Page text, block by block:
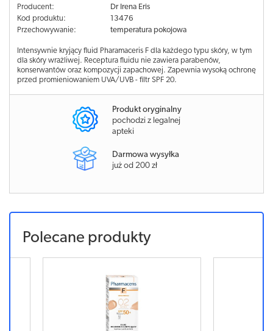
Producent:
Dr Irena Eris
Kod produktu:
13476
Przechowywanie:
temperatura pokojowa
Intensywnie kryjący fluid Pharamaceris F dla każdego typu skóry, w tym
dla skóry wrażliwej. Receptura fluidu nie zawiera parabenów,
konserwantów oraz kompozycji zapachowej. Zapewnia wysoką ochronę
przed promieniowaniem UVA/UVB - filtr SPF 20.
Produkt oryginalny
pochodzi z legalnej
apteki
Darmowa wysyłka
już od 200 zł
Polecane produkty